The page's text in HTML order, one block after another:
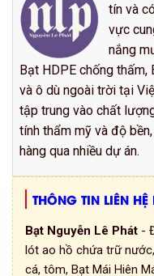
tín và
vực
nắng
Bạt HDPE chống
và ô dù ngoài trời tại
tập trung vào chất
tính thẩm mỹ và độ
hàng qua nhiều dự án.
THÔNG TIN LIÊN HỆ
Bạt Nguyễn Lê Phát -
lót ao hồ chứa trữ
cá, tôm, Bạt Mái Hiên